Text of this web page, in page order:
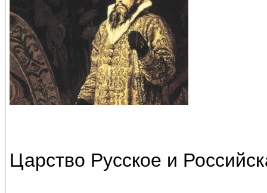
Царство Русское и